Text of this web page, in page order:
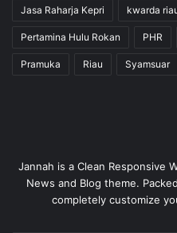
Jasa Raharja Kepri kwarda
Pertamina Hulu Rokan PHR
Pramuka Riau Syamsuar
Jannah is a Clean Responsive
News and Blog theme.
completely customize